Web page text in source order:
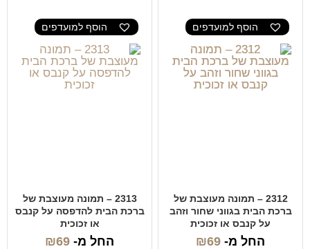
הוסף למועדפים
2312 – תמונה מעוצבת של
ברכת הבית בגווני שחור וזהב
על קנבס או זכוכית
החל מ- ₪69
הוסף למועדפים
2313 – תמונה מעוצבת של
ברכת הבית להדפסה על קנבס
או זכוכית
החל מ- ₪69